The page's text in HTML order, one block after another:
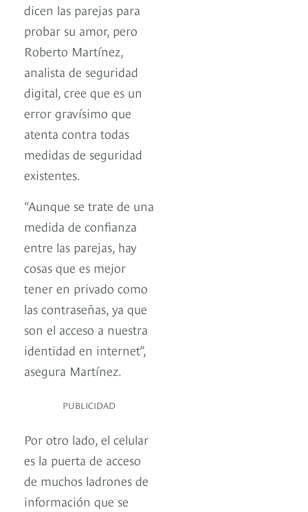
dicen las parejas para
probar su amor, pero
Roberto Martínez,
analista de seguridad
digital, cree que es un
error gravísimo que
atenta contra todas
medidas de seguridad
existentes.
“Aunque se trate de una
medida de confianza
entre las parejas, hay
cosas que es mejor
tener en privado como
las contraseñas, ya que
son el acceso a nuestra
identidad en internet”,
asegura Martínez.
PUBLICIDAD
Por otro lado, el celular
es la puerta de acceso
de muchos ladrones de
información que se